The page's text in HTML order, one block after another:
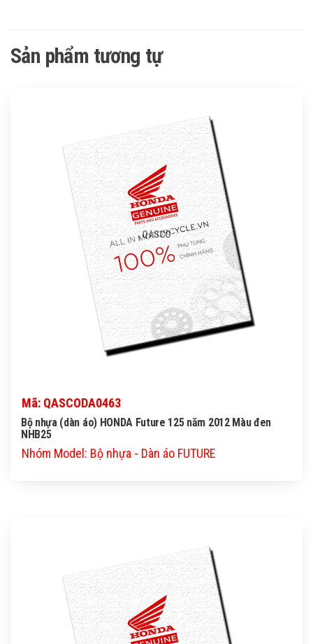
Sản phẩm tương tự
QASCO
Mã: QASCODA0463
Bộ nhựa (dàn áo) HONDA Future 125 năm 2012 Màu đen
NHB25
Nhóm Model: Bộ nhựa - Dàn áo FUTURE